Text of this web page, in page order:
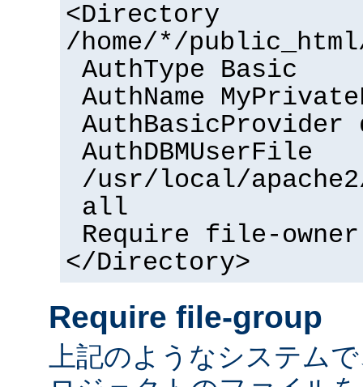
<Directory
/home/*/
AuthType Basic
AuthName
AuthBasicProvider
AuthDBMUserFile
/usr/local/
all
Require file-owner
</Directory>
Require file-group
上記のようなシステム